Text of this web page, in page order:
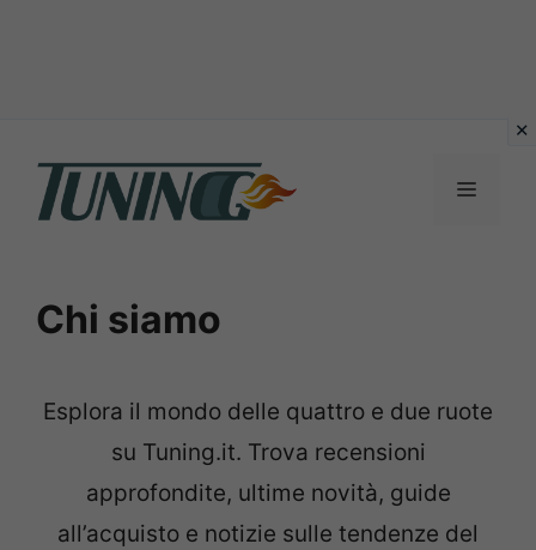
contenuto
Menu
Chi siamo
Esplora il mondo delle quattro e due ruote
su Tuning.it. Trova recensioni
approfondite, ultime novità, guide
all’acquisto e notizie sulle tendenze del